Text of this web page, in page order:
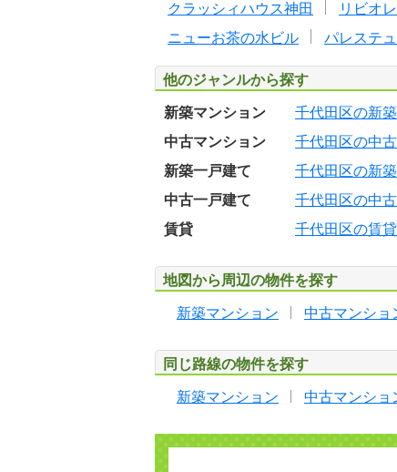
クラッシィハウス神田
リビオ
ニューお茶の水ビル
パレステ
他のジャンルから探す
新築マンション 千代田区の新
中古マンション
千代田区の中
新築一戸建て
千代田区の新
中古一戸建て
千代田区の中
賃貸
千代田区の賃貸
地図から周辺の物件を探す
新築マンション 中古マンショ
同じ路線の物件を探す
新築マンション 中古マンショ